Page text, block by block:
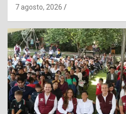
7 agosto, 2026